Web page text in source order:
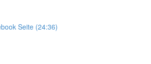
Seite (24:36)